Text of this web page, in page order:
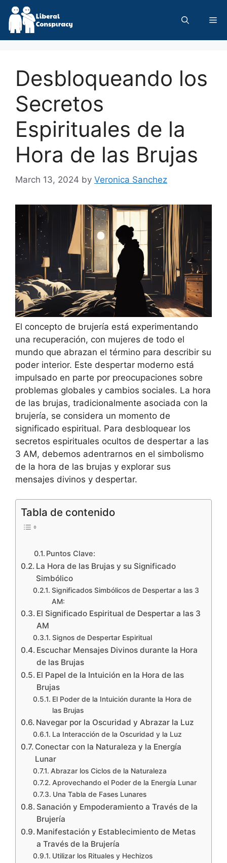
Skip
content
Desbloqueando los
Secretos
Espirituales de la
Hora de las Brujas
March 13, 2024 by Veronica Sanchez
El concepto de brujería está experimentando
una recuperación, con mujeres de todo el
mundo que abrazan el término para describir su
poder interior. Este despertar moderno está
impulsado en parte por preocupaciones sobre
problemas globales y cambios sociales. La hora
de las brujas, tradicionalmente asociada con la
brujería, se considera un momento de
significado espiritual. Para desbloquear los
secretos espirituales ocultos de despertar a las
3 AM, debemos adentrarnos en el simbolismo
de la hora de las brujas y explorar sus
mensajes divinos y despertar.
Tabla de contenido
Puntos Clave:
La Hora de las Brujas y su Significado
Simbólico
Significados Simbólicos de Despertar a las 3
AM:
El Significado Espiritual de Despertar a las 3
AM
Signos de Despertar Espiritual
Escuchar Mensajes Divinos durante la Hora
de las Brujas
El Papel de la Intuición en la Hora de las
Brujas
El Poder de la Intuición durante la Hora de
las Brujas
Navegar por la Oscuridad y Abrazar la Luz
La Interacción de la Oscuridad y la Luz
Conectar con la Naturaleza y la Energía
Lunar
Abrazar los Ciclos de la Naturaleza
Aprovechando el Poder de la Energía Lunar
Una Tabla de Fases Lunares
Sanación y Empoderamiento a Través de la
Brujería
Manifestación y Establecimiento de Metas
a Través de la Brujería
Utilizar los Rituales y Hechizos